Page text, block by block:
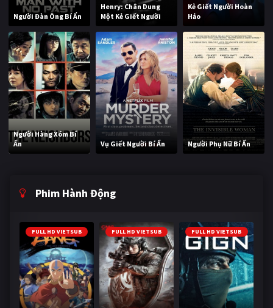
Người Đàn Ông Bí Ẩn
Henry: Chân Dung
Một Kẻ Giết Người
Kẻ Giết Người Hoàn
Hảo
Người Hàng Xóm Bí
Ẩn
Vụ Giết Người Bí Ẩn Người Phụ Nữ Bí Ẩn
Phim Hành Động
FULL HD VIETSUB FULL HD VIETSUB FULL HD VIETSUB